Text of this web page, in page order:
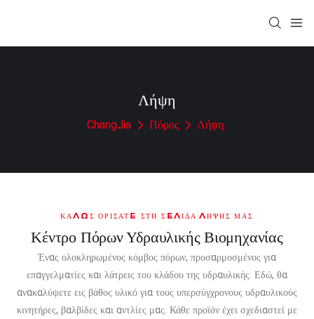
Λήψη
ChangJia Πόρος Λήψη
ΚΑΛΏΣ ΟΡΊΣΑΤΕ ΣΤΗ ΣΕΛΊΔΑ ΛΉΨΗΣ ΜΑΣ
Κέντρο Πόρων Υδραυλικής Βιομηχανίας
Ένας ολοκληρωμένος κόμβος πόρων, προσαρμοσμένος για
επαγγελματίες και λάτρεις του κλάδου της υδραυλικής. Εδώ, θα
ανακαλύψετε εις βάθος υλικό για τους υπερσύγχρονους υδραυλικούς
κινητήρες, βαλβίδες και αντλίες μας. Κάθε προϊόν έχει σχεδιαστεί με